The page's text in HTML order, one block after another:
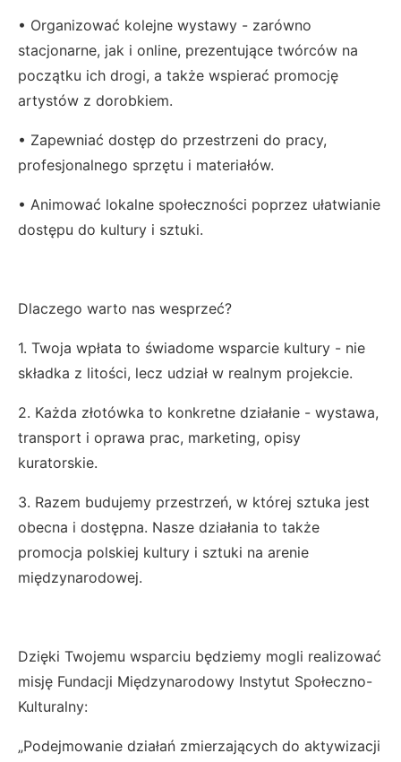
• Organizować kolejne wystawy - zarówno
stacjonarne, jak i online, prezentujące twórców na
początku ich drogi, a także wspierać promocję
artystów z dorobkiem.
• Zapewniać dostęp do przestrzeni do pracy,
profesjonalnego sprzętu i materiałów.
• Animować lokalne społeczności poprzez ułatwianie
dostępu do kultury i sztuki.
Dlaczego warto nas wesprzeć?
1. Twoja wpłata to świadome wsparcie kultury - nie
składka z litości, lecz udział w realnym projekcie.
2. Każda złotówka to konkretne działanie - wystawa,
transport i oprawa prac, marketing, opisy
kuratorskie.
3. Razem budujemy przestrzeń, w której sztuka jest
obecna i dostępna. Nasze działania to także
promocja polskiej kultury i sztuki na arenie
międzynarodowej.
Dzięki Twojemu wsparciu będziemy mogli realizować
misję Fundacji Międzynarodowy Instytut Społeczno-
Kulturalny:
„Podejmowanie działań zmierzających do aktywizacji